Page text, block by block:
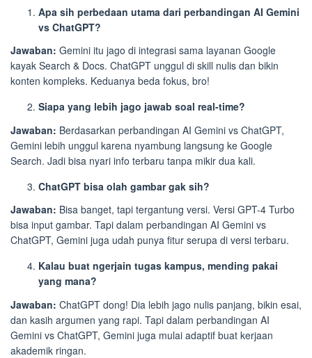
Apa sih perbedaan utama dari perbandingan AI Gemini
vs ChatGPT?
Jawaban: Gemini itu jago di integrasi sama layanan Google
kayak Search & Docs. ChatGPT unggul di skill nulis dan bikin
konten kompleks. Keduanya beda fokus, bro!
Siapa yang lebih jago jawab soal real-time?
Jawaban: Berdasarkan perbandingan AI Gemini vs ChatGPT,
Gemini lebih unggul karena nyambung langsung ke Google
Search. Jadi bisa nyari info terbaru tanpa mikir dua kali.
ChatGPT bisa olah gambar gak sih?
Jawaban: Bisa banget, tapi tergantung versi. Versi GPT-4 Turbo
bisa input gambar. Tapi dalam perbandingan AI Gemini vs
ChatGPT, Gemini juga udah punya fitur serupa di versi terbaru.
Kalau buat ngerjain tugas kampus, mending pakai
yang mana?
Jawaban: ChatGPT dong! Dia lebih jago nulis panjang, bikin esai,
dan kasih argumen yang rapi. Tapi dalam perbandingan AI
Gemini vs ChatGPT, Gemini juga mulai adaptif buat kerjaan
akademik ringan.